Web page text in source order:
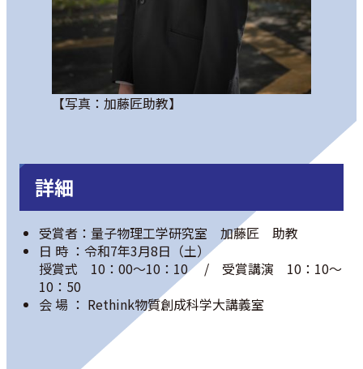
【写真：加藤匠助教】
詳細
受賞者：量子物理工学研究室 加藤匠 助教
日 時 ：令和7年3月8日（土）
授賞式 10：00～10：10 / 受賞講演 10：10～
10：50
会 場 ： Rethink物質創成科学大講義室